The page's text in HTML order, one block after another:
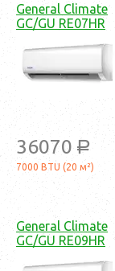
General Climate
GC/GU RE07HR
36070 a
7000 BTU (20 м²)
General Climate
GC/GU RE09HR